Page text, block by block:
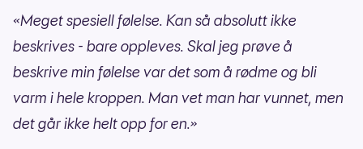
«Meget spesiell følelse. Kan så absolutt ikke
beskrives - bare oppleves. Skal jeg prøve å
beskrive min følelse var det som å rødme og bli
varm i hele kroppen. Man vet man har vunnet, men
det går ikke helt opp for en.»